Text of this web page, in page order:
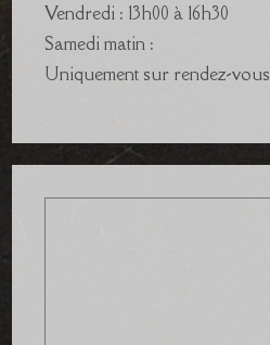
Vendredi : 13h00 à 16h30
Samedi matin :
Uniquement sur rendez-vous